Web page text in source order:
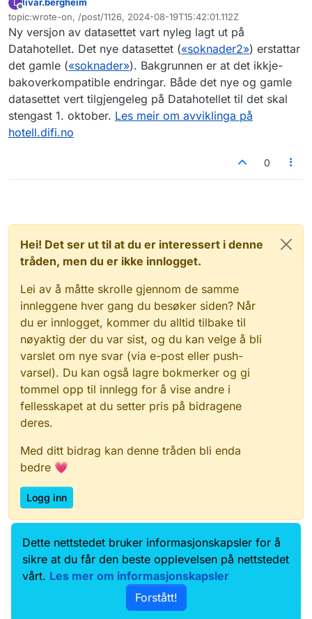
L
Frakoblet
livar.bergheim
topic:wrote-on, /post/1126, 2024-08-19T15:42:01.112Z
Sist endret av
Ny versjon av datasettet vart nyleg lagt ut på
Datahotellet. Det nye datasettet («soknader2») erstattar
det gamle («soknader»). Bakgrunnen er at det ikkje-
bakoverkompatible endringar. Både det nye og gamle
datasettet vert tilgjengeleg på Datahotellet til det skal
stengast 1. oktober. Les meir om avviklinga på
hotell.difi.no
0
Hei! Det ser ut til at du er interessert i denne
tråden, men du er ikke innlogget.
Lei av å måtte skrolle gjennom de samme
innleggene hver gang du besøker siden? Når
du er innlogget, kommer du alltid tilbake til
nøyaktig der du var sist, og du kan velge å bli
varslet om nye svar (via e-post eller push-
varsel). Du kan også lagre bokmerker og gi
tommel opp til innlegg for å vise andre i
fellesskapet at du setter pris på bidragene
deres.
Med ditt bidrag kan denne tråden bli enda
bedre 💗
Logg inn
Data.norge.no
Kontakt oss
Samtykke og brukervilkår
Tilgjengelighetserklæring
Personvernerklæring
Dette nettstedet bruker informasjonskapsler for å
sikre at du får den beste opplevelsen på nettstedet
vårt. Les mer om informasjonskapsler
Forstått!